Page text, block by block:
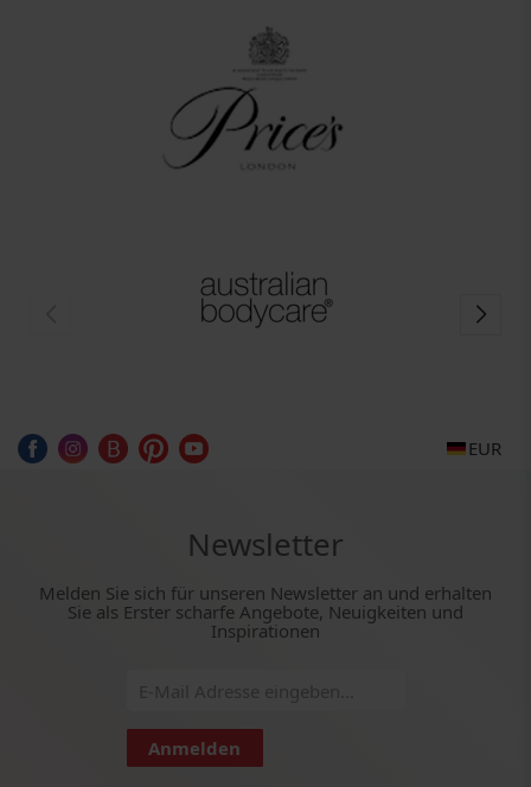
EUR
Newsletter
Melden Sie sich für unseren Newsletter an und erhalten
Sie als Erster scharfe Angebote, Neuigkeiten und
Inspirationen
Anmelden